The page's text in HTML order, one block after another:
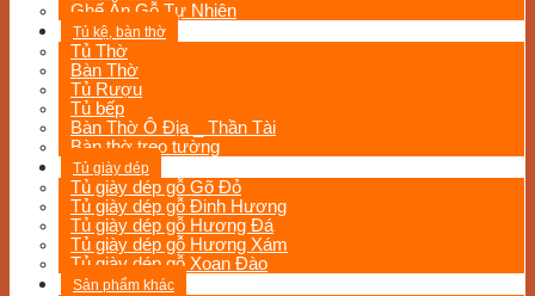
Ghế Ăn Gỗ Tự Nhiên
Tủ kệ, bàn thờ
Tủ Thờ
Bàn Thờ
Tủ Rượu
Tủ bếp
Bàn Thờ Ô Địa _ Thần Tài
Bàn thờ treo tường
Tủ giày dép
Tủ giày dép gỗ Gõ Đỏ
Tủ giày dép gỗ Đinh Hương
Tủ giày dép gỗ Hương Đá
Tủ giày dép gỗ Hương Xám
Tủ giày dép gỗ Xoan Đào
Sản phẩm khác